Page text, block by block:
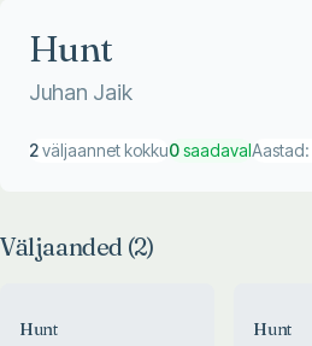
Hunt
Juhan Jaik
2väljaannet kokku0saadavalAastad:
Väljaanded (2)
Hunt Hunt